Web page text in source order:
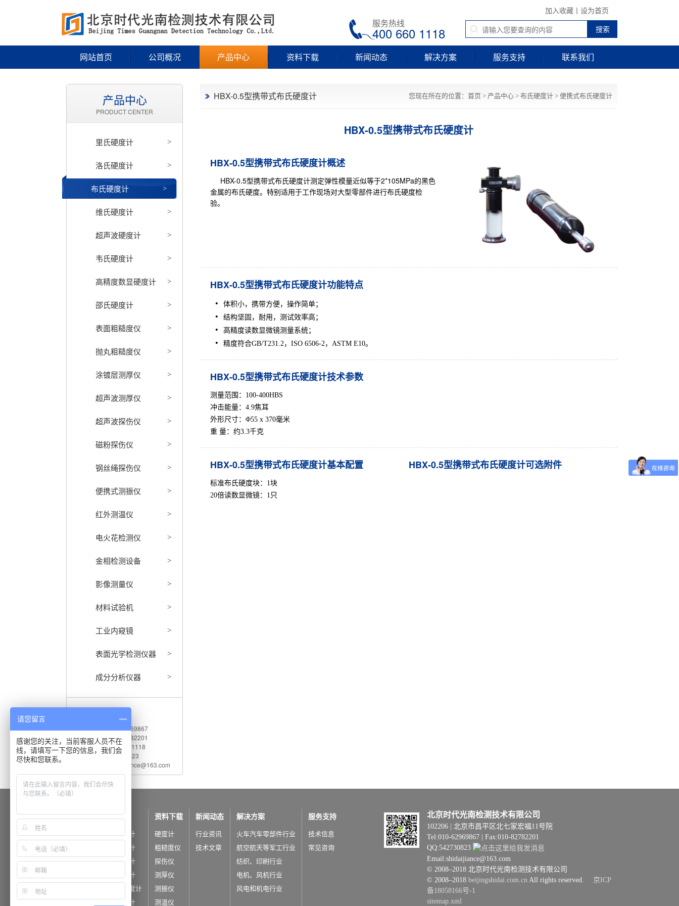
加入收藏 丨 设为首页
服务热线
400 660 1118
网站首页 公司概况 产品中心 资料下载 新闻动态 解决方案 服务支持 联系我们
HBX-0.5型携带式布氏硬度计 您现在所在的位置： 首页 > 产品中心 > 布氏硬度计 > 便携式布氏硬度计
HBX-0.5型携带式布氏硬度计
HBX-0.5型携带式布氏硬度计概述
HBX-0.5型携带式布氏硬度计测定弹性模量近似等于2*105MPa的黑色
金属的布氏硬度。特别适用于工作现场对大型零部件进行布氏硬度检
验。
HBX-0.5型携带式布氏硬度计功能特点
体积小，携带方便，操作简单；
结构坚固，耐用，测试效率高；
高精度读数显微镜测量系统；
精度符合GB/T231.2，ISO 6506-2，ASTM E10。
HBX-0.5型携带式布氏硬度计技术参数
测量范围：100-400HBS
冲击能量：4.9焦耳
外形尺寸：Φ55 x 370毫米
重 量：约3.3千克
HBX-0.5型携带式布氏硬度计基本配置
标准布氏硬度块：1块
20倍读数显微镜：1只
HBX-0.5型携带式布氏硬度计可选附件
产品中心
PRODUCT CENTER
里氏硬度计 >
洛氏硬度计 >
布氏硬度计 >
维氏硬度计 >
超声波硬度计 >
韦氏硬度计 >
高精度数显硬度计 >
邵氏硬度计 >
表面粗糙度仪 >
抛丸粗糙度仪 >
涂镀层测厚仪 >
超声波测厚仪 >
超声波探伤仪 >
磁粉探伤仪 >
钢丝绳探伤仪 >
便携式测振仪 >
红外测温仪 >
电火花检测仪 >
金相检测设备 >
影像测量仪 >
材料试验机 >
工业内窥镜 >
表面光学检测仪器 >
成分分析仪器 >
电 话：010-62969867
传 真：010-82782201
服务热线：400 660 1118
Q Q：542730823
电子邮件：shidaijiance@163.com
公司概况
公司简介
公司荣誉
产品中心
里氏硬度计
洛氏硬度计
布氏硬度计
维氏硬度计
超声波硬度计
韦氏硬度计
资料下载
硬度计
粗糙度仪
探伤仪
测厚仪
测振仪
测温仪
新闻动态
行业资讯
技术文章
解决方案
火车汽车零部件行业
航空航天等军工行业
纺织、印刷行业
电机、风机行业
风电和机电行业
服务支持
技术信息
常见咨询
北京时代光南检测技术有限公司
102206 | 北京市昌平区北七家宏福11号院
Tel:010-62969867 | Fax:010-82782201
QQ:542730823
Email:shidaijiance@163.com
© 2008–2018 北京时代光南检测技术有限公司
© 2008–2018 beijingshidai.com.cn All rights reserved. 京ICP
备18058166号-1
sitemap.xml
请您留言
感谢您的关注，当前客服人员不在
线，请填写一下您的信息，我们会
尽快和您联系。